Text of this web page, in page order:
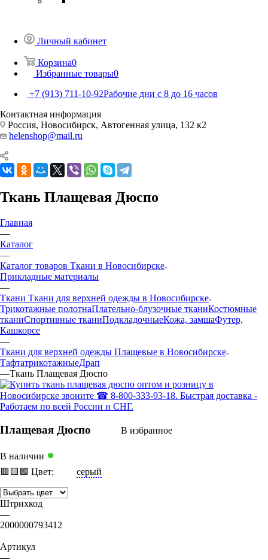
Личный кабинет
Корзина0
Избранные товары0
+7 (913) 711-10-92Рабочие дни с 8 до 16 часов
Контактная информация
Россия, Новосибирск, Автогенная улица, 132 к2
helenshop@mail.ru
Ткань Плащевая Дюспо
Главная
—
Каталог
—
Каталог товаров Ткани в Новосибирске
Прикладные материалы
—
Ткани Ткани для верхней одежды в Новосибирске
Трикотажные полотнаПлательно-блузочные тканиКостюмные
тканиСпортивные тканиПодкладочныеКожа, замшаФутер,
Кашкорсе
—
Ткани для верхней одежды Плащевые в Новосибирске
ТафтатрикотажныеДрап
—Ткань Плащевая Дюспо
Плащевая Дюспо В избранное
В наличии ●
🟥 🟨 🟩 Цвет: серый
Штрихкод
—
2000000793412
Артикул
—